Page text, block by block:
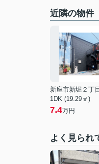
近隣の物件
新座市新堀２丁目
1DK (19.29㎡)
7.4万円
よく見られ